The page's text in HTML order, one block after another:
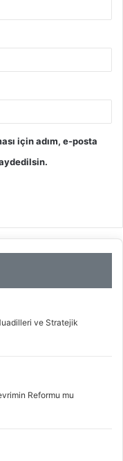
için adım, e-posta
ve Stratejik
Reformu mu